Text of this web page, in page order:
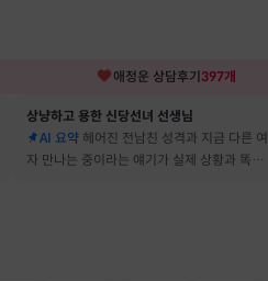
애정운 상담후기 397개
상냥하고 용한 신당선녀 선생님
AI 요약 헤어진 전남친 성격과 지금 다른 여
자 만나는 중이라는 얘기가 실제 상황과 똑같